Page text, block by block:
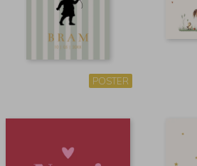
POSTER